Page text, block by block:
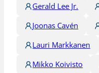
Gerald Lee Jr.
Joonas Cavén
Lauri Markkanen
Mikko Koivisto